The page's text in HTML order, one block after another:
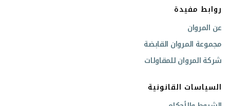
روابط مفيدة
عن المروان
مجموعة المروان القابضة
شركة المروان للمقاولات
السياسات القانونية